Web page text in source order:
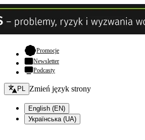
Promocje- otwiera się w nowej karcie
Newsletter
Podcasty
Zmień język - bieżący:
PL Zmień język strony
English (EN)
Українська (UA)